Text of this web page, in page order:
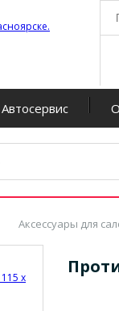
Автосервис
Аксессуары для